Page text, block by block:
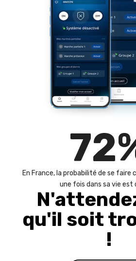
72
En France, la probabilité de se faire
une fois dans sa vie est
qu'il soit
!